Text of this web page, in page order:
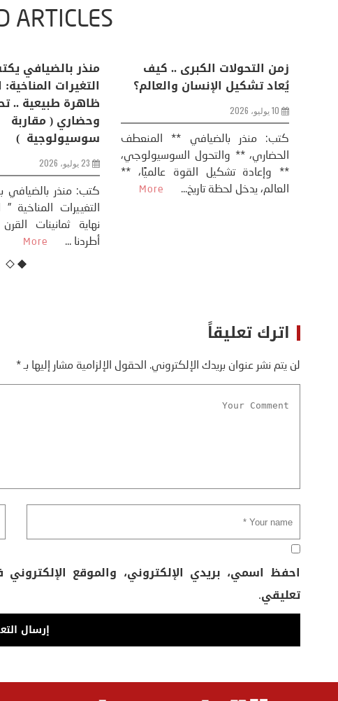
ARTICLES
زمن التحولات
يُعاد تشكيل
10 يوليو، 2026
كتب: منذر
الحضاري، ** والتحول
** وإعادة تشكيل
العالم، يدخل لحظة
تحليل اخباري/ أمريكا وايران:
عودة الحرب .. و “هرمز” مربط
الفرس
8 يوليو، 2026
تحليل – منذر بالضيافي عاد الرئيس
الأمريكي دونالد ترامب إلى قصف
ايران، وذلك ردا على ما اعتبره الرئيس
اترك تعليقاً
لن يتم نشر عنوان بريدك الإلكتروني. الحقول الإلزامية مشار إليها بـ*
احفظ اسمي، بريدي الإلكتروني، والموقع
تعليقي.